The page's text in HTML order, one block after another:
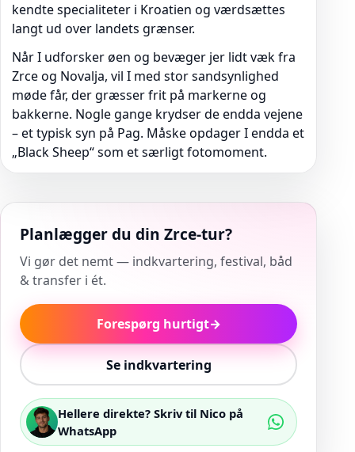
kendte specialiteter i Kroatien og værdsættes
langt ud over landets grænser.
Når I udforsker øen og bevæger jer lidt væk fra
Zrce og Novalja, vil I med stor sandsynlighed
møde får, der græsser frit på markerne og
bakkerne. Nogle gange krydser de endda vejene
– et typisk syn på Pag. Måske opdager I endda et
„Black Sheep“ som et særligt fotomoment.
Planlægger du din Zrce-tur?
Vi gør det nemt — indkvartering, festival, båd
& transfer i ét.
Forespørg hurtigt→
Se indkvartering
Hellere direkte? Skriv til Nico på
WhatsApp